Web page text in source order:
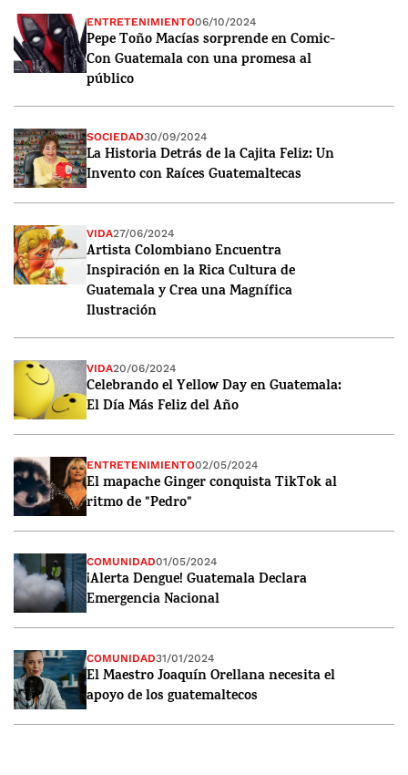
ENTRETENIMIENTO06/10/2024
Pepe Toño Macías sorprende en Comic-
Con Guatemala con una promesa al
público
SOCIEDAD30/09/2024
La Historia Detrás de la Cajita Feliz: Un
Invento con Raíces Guatemaltecas
VIDA27/06/2024
Artista Colombiano Encuentra
Inspiración en la Rica Cultura de
Guatemala y Crea una Magnífica
Ilustración
VIDA20/06/2024
Celebrando el Yellow Day en Guatemala:
El Día Más Feliz del Año
ENTRETENIMIENTO02/05/2024
El mapache Ginger conquista TikTok al
ritmo de "Pedro"
COMUNIDAD01/05/2024
¡Alerta Dengue! Guatemala Declara
Emergencia Nacional
COMUNIDAD31/01/2024
El Maestro Joaquín Orellana necesita el
apoyo de los guatemaltecos